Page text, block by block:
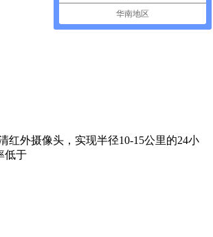
红外摄像头，实现半径10-15公里的24小
低于
华南地区